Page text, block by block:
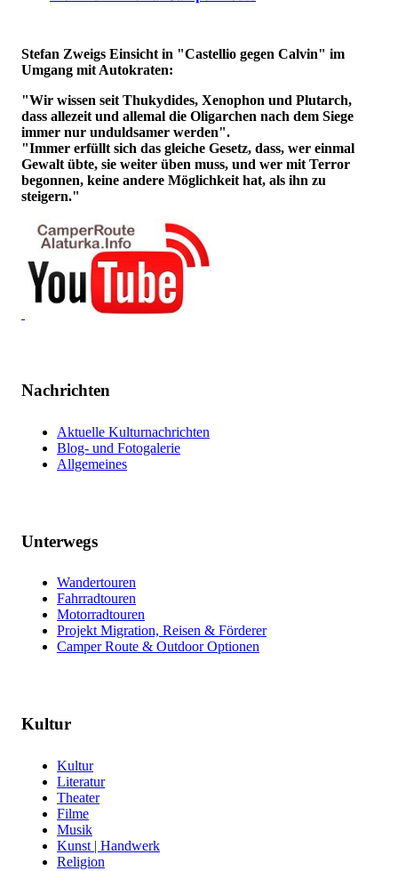
Stefan Zweigs Einsicht in "Castellio gegen Calvin" im
Umgang mit Autokraten:
"Wir wissen seit Thukydides, Xenophon und Plutarch,
dass allezeit und allemal die Oligarchen nach dem Siege
immer nur unduldsamer werden".
"Immer erfüllt sich das gleiche Gesetz, dass, wer einmal
Gewalt übte, sie weiter üben muss, und wer mit Terror
begonnen, keine andere Möglichkeit hat, als ihn zu
steigern."
Nachrichten
Aktuelle Kulturnachrichten
Blog- und Fotogalerie
Allgemeines
Unterwegs
Wandertouren
Fahrradtouren
Motorradtouren
Projekt Migration, Reisen & Förderer
Camper Route & Outdoor Optionen
Kultur
Kultur
Literatur
Theater
Filme
Musik
Kunst | Handwerk
Religion